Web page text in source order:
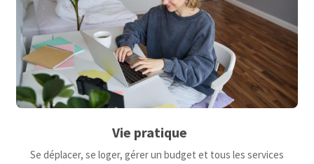
Vie pratique
Se déplacer, se loger, gérer un budget et tous les services